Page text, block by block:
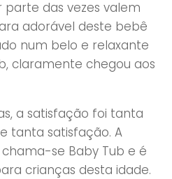
parte das vezes valem
adorável deste bebê
num belo e relaxante
claramente chegou aos
a satisfação foi tanta
tanta satisfação. A
se Baby Tub e é
crianças desta idade.